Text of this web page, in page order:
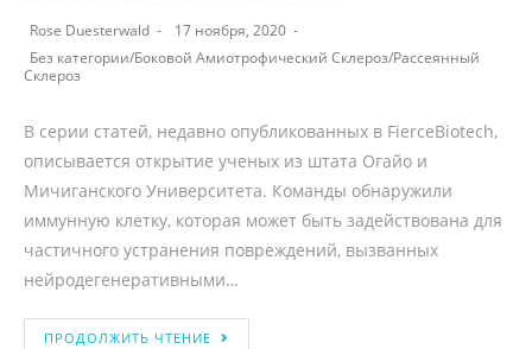
Rose Duesterwald
17 ноября, 2020
Без категории/Боковой Амиотрофический Склероз/Рассеянный
Склероз
В серии статей, недавно опубликованных в FierceBiotech,
описывается открытие ученых из штата Огайо и
Мичиганского Университета. Команды обнаружили
иммунную клетку, которая может быть задействована для
частичного устранения повреждений, вызванных
нейродегенеративными…
ПРОДОЛЖИТЬ ЧТЕНИЕ